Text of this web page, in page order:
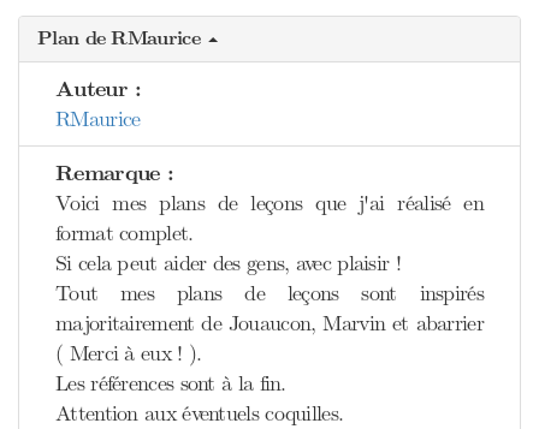
Plan de RMaurice
Auteur :
RMaurice
Remarque :
Voici mes plans de leçons que j'ai réalisé en
format complet.
Si cela peut aider des gens, avec plaisir !
Tout mes plans de leçons sont inspirés
majoritairement de Jouaucon, Marvin et abarrier
( Merci à eux ! ).
Les références sont à la fin.
Attention aux éventuels coquilles.